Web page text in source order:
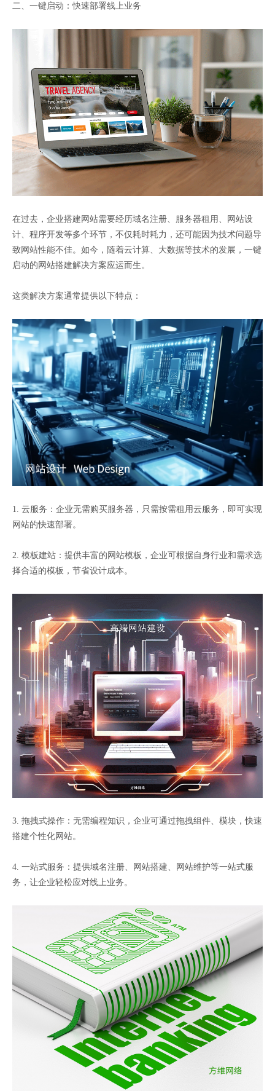
二、一键启动：快速部署线上业务
在过去，企业搭建网站需要经历域名注册、服务器租用、网站设
计、程序开发等多个环节，不仅耗时耗力，还可能因为技术问题导
致网站性能不佳。如今，随着云计算、大数据等技术的发展，一键
启动的网站搭建解决方案应运而生。
这类解决方案通常提供以下特点：
1. 云服务：企业无需购买服务器，只需按需租用云服务，即可实现
网站的快速部署。
2. 模板建站：提供丰富的网站模板，企业可根据自身行业和需求选
择合适的模板，节省设计成本。
3. 拖拽式操作：无需编程知识，企业可通过拖拽组件、模块，快速
搭建个性化网站。
4. 一站式服务：提供域名注册、网站搭建、网站维护等一站式服
务，让企业轻松应对线上业务。